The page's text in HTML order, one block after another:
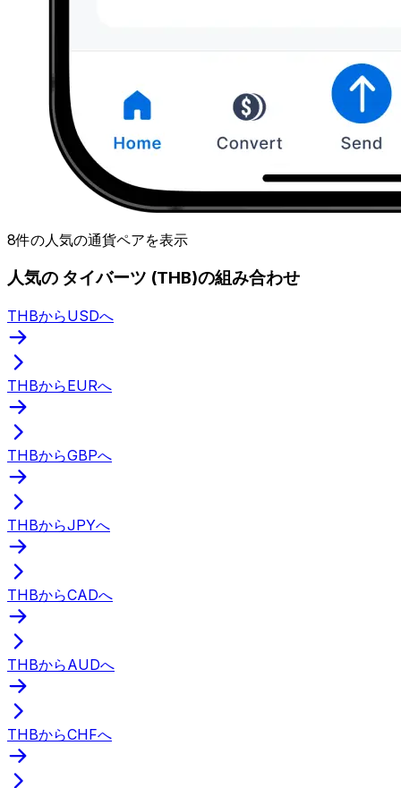
8件の人気の通貨ペアを表示
人気の タイバーツ (THB)の組み合わせ
THBからUSDへ
THBからEURへ
THBからGBPへ
THBからJPYへ
THBからCADへ
THBからAUDへ
THBからCHFへ